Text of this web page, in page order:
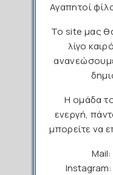
Αγαπητοί
Το site μας
λίγο
Η ομάδα
ενεργή,
μπορείτε να
Mail:
Instagram: